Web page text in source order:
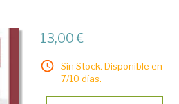
13,00 €
Sin Stock. Disponible en
7/10 días.